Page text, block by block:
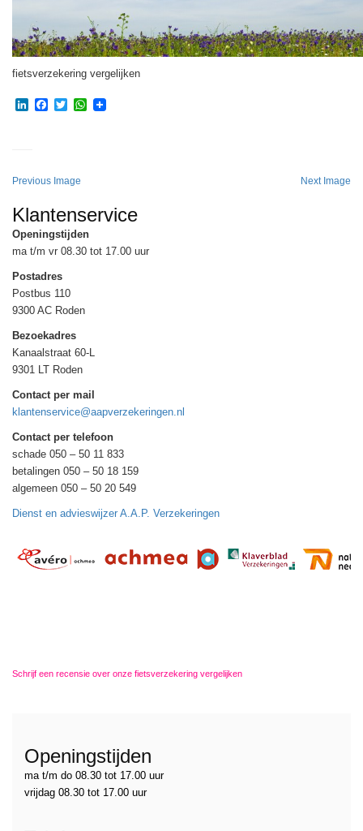
fietsverzekering vergelijken
LinkedIn
Facebook
TwitterWhatsApp
Previous Image Next Image
Klantenservice
Openingstijden
ma t/m vr 08.30 tot 17.00 uur
Postadres
Postbus 110
9300 AC Roden
Bezoekadres
Kanaalstraat 60-L
9301 LT Roden
Contact per mail
klantenservice@aapverzekeringen.nl
Contact per telefoon
schade 050 – 50 11 833
betalingen 050 – 50 18 159
algemeen 050 – 50 20 549
Dienst en advieswijzer A.A.P. Verzekeringen
Schrijf een recensie over onze fietsverzekering vergelijken
Openingstijden
ma t/m do 08.30 tot 17.00 uur
vrijdag 08.30 tot 17.00 uur